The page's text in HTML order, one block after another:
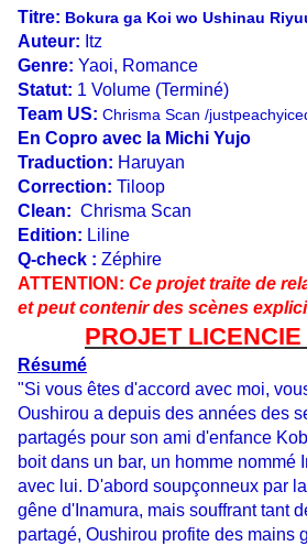
Titre: Bokura ga Koi wo Ushinau
Auteur: Itz
Genre: Yaoi, Romance
Statut: 1 Volume (Terminé)
Team US: Chrisma Scan /
En Copro avec la Michi Yujo
Traduction: Haruyan
Correction: Tiloop
Clean: Chrisma Scan
Edition: Liline
Q-check : Zéphire
ATTENTION: Ce projet traite de
et peut contenir des scènes
PROJET
Résumé
"Si vous êtes d'accord avec moi,
Oushirou a depuis des années des
partagés pour son ami d'enfance
boit dans un bar, un homme nommé
avec lui. D'abord soupçonneux par
gêne d'Inamura, mais souffrant tant
partagé, Oushirou profite des mains